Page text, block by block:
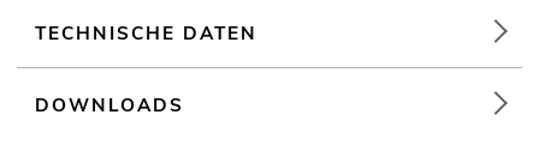
TECHNISCHE DATEN
DOWNLOADS